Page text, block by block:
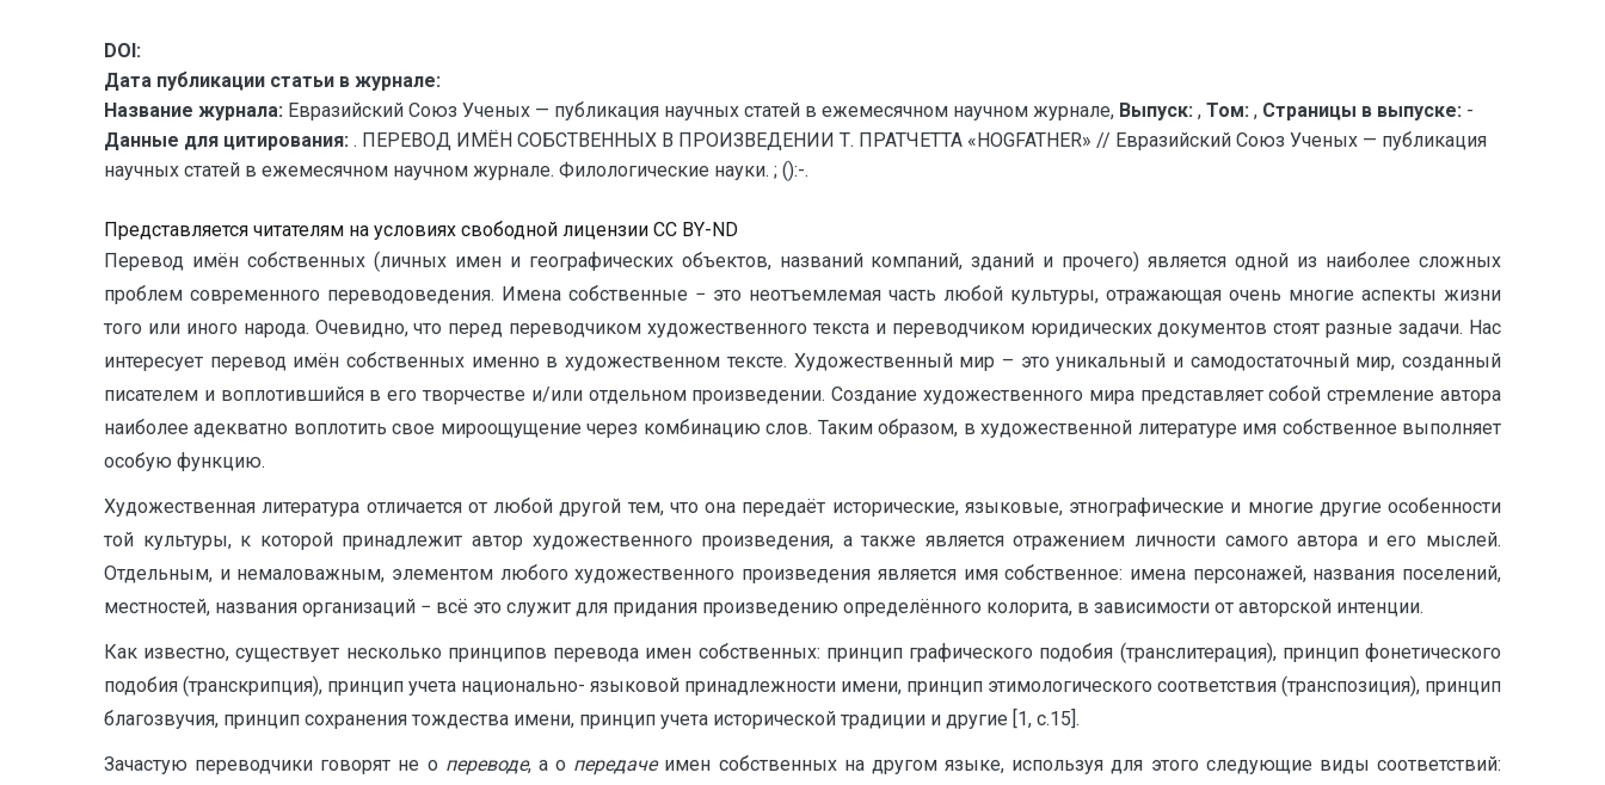
DOI:
Дата публикации статьи в журнале:
Название журнала: Евразийский Союз Ученых — публикация научных статей в ежемесячном научном журнале, Выпуск: , Том: , Страницы в выпуске: -
Данные для цитирования: . ПЕРЕВОД ИМЁН СОБСТВЕННЫХ В ПРОИЗВЕДЕНИИ Т. ПРАТЧЕТТА «HOGFATHER» // Евразийский Союз Ученых — публикация
научных статей в ежемесячном научном журнале. Филологические науки. ; ():-.
Представляется читателям на условиях свободной лицензии CC BY-ND
Перевод имён собственных (личных имен и географических объектов, названий компаний, зданий и прочего) является одной из наиболее сложных
проблем современного переводоведения. Имена собственные − это неотъемлемая часть любой культуры, отражающая очень многие аспекты жизни
того или иного народа. Очевидно, что перед переводчиком художественного текста и переводчиком юридических документов стоят разные задачи. Нас
интересует перевод имён собственных именно в художественном тексте. Художественный мир – это уникальный и самодостаточный мир, созданный
писателем и воплотившийся в его творчестве и/или отдельном произведении. Создание художественного мира представляет собой стремление автора
наиболее адекватно воплотить свое мироощущение через комбинацию слов. Таким образом, в художественной литературе имя собственное выполняет
особую функцию.
Художественная литература отличается от любой другой тем, что она передаёт исторические, языковые, этнографические и многие другие особенности
той культуры, к которой принадлежит автор художественного произведения, а также является отражением личности самого автора и его мыслей.
Отдельным, и немаловажным, элементом любого художественного произведения является имя собственное: имена персонажей, названия поселений,
местностей, названия организаций − всё это служит для придания произведению определённого колорита, в зависимости от авторской интенции.
Как известно, существует несколько принципов перевода имен собственных: принцип графического подобия (транслитерация), принцип фонетического
подобия (транскрипция), принцип учета национально- языковой принадлежности имени, принцип этимологического соответствия (транспозиция), принцип
благозвучия, принцип сохранения тождества имени, принцип учета исторической традиции и другие [1, с.15].
Зачастую переводчики говорят не о переводе, а о передачеимен собственных на другом языке, используя для этого следующие виды соответствий: